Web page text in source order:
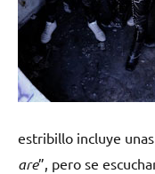
estribillo incluye
are”, pero se